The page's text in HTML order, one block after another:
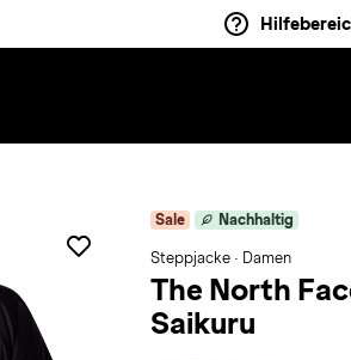
Sale Nachhaltig
Steppjacke · Damen
The North
Saikuru